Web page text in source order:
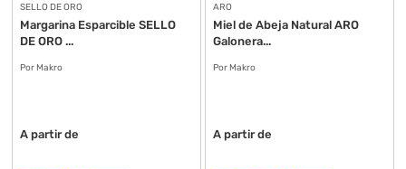
SELLO DE ORO
Margarina Esparcible SELLO
DE ORO ...
Por Makro
A partir de
ARO
Miel de Abeja Natural ARO
Galonera...
Por Makro
A partir de